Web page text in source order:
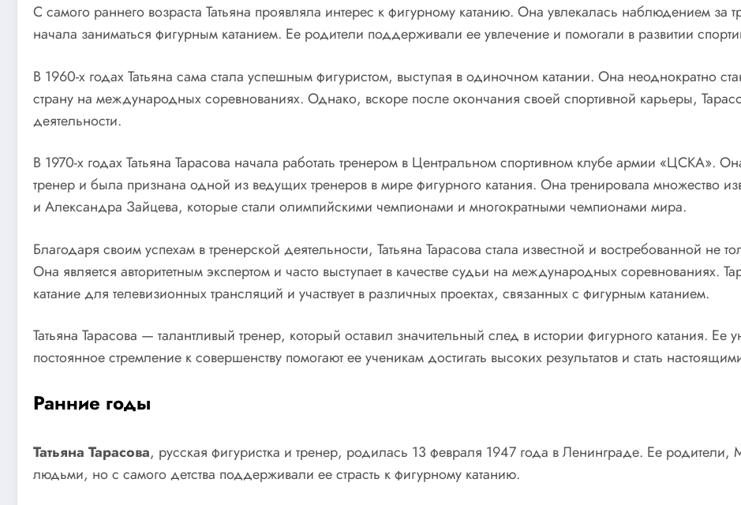
С самого раннего возраста Татьяна проявляла интерес к фигурному катанию. Она увлекалась наблюдением за
начала заниматься фигурным катанием. Ее родители поддерживали ее увлечение и помогали в развитии
В 1960-х годах Татьяна сама стала успешным фигуристом, выступая в одиночном катании. Она неоднократно
страну на международных соревнованиях. Однако, вскоре после окончания своей спортивной карьеры,
деятельности.
В 1970-х годах Татьяна Тарасова начала работать тренером в Центральном спортивном клубе армии «ЦСКА».
тренер и была признана одной из ведущих тренеров в мире фигурного катания. Она тренировала множество
и Александра Зайцева, которые стали олимпийскими чемпионами и многократными чемпионами мира.
Благодаря своим успехам в тренерской деятельности, Татьяна Тарасова стала известной и востребованной не
Она является авторитетным экспертом и часто выступает в качестве судьи на международных соревнованиях.
катание для телевизионных трансляций и участвует в различных проектах, связанных с фигурным катанием.
Татьяна Тарасова — талантливый тренер, который оставил значительный след в истории фигурного катания.
постоянное стремление к совершенству помогают ее ученикам достигать высоких результатов и стать
Ранние годы
Татьяна Тарасова, русская фигуристка и тренер, родилась 13 февраля 1947 года в Ленинграде. Ее
людьми, но с самого детства поддерживали ее страсть к фигурному катанию.